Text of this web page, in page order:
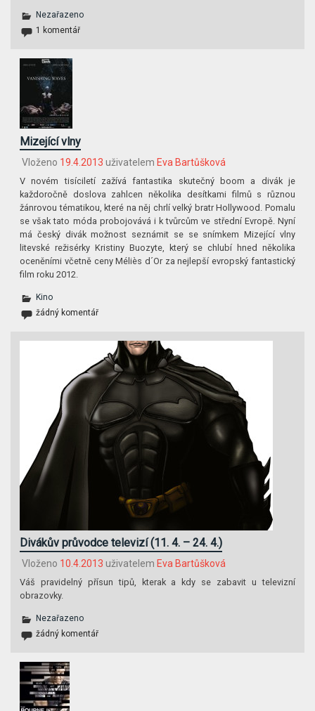
Nezařazeno
1 komentář
Mizející vlny
Vloženo 19.4.2013 uživatelem Eva Bartůšková
V novém tisíciletí zažívá fantastika skutečný boom a divák je
každoročně doslova zahlcen několika desítkami filmů s různou
žánrovou tématikou, které na něj chrlí velký bratr Hollywood. Pomalu
se však tato móda probojovává i k tvůrcům ve střední Evropě. Nyní
má český divák možnost seznámit se se snímkem Mizející vlny
litevské režisérky Kristiny Buozyte, který se chlubí hned několika
oceněními včetně ceny Méliès d´Or za nejlepší evropský fantastický
film roku 2012.
Kino
žádný komentář
Divákův průvodce televizí (11. 4. – 24. 4.)
Vloženo 10.4.2013 uživatelem Eva Bartůšková
Váš pravidelný přísun tipů, kterak a kdy se zabavit u televizní
obrazovky.
Nezařazeno
žádný komentář